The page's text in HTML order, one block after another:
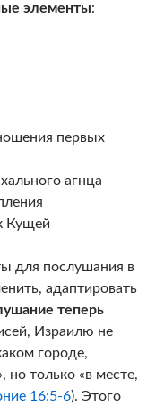
элементы:
первых
агнца
Кущей
для послушания в
адаптировать
теперь
Израилю не
городе,
но только «в месте,
16:5-6). Этого